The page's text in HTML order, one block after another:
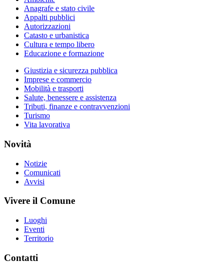
Anagrafe e stato civile
Appalti pubblici
Autorizzazioni
Catasto e urbanistica
Cultura e tempo libero
Educazione e formazione
Giustizia e sicurezza pubblica
Imprese e commercio
Mobilità e trasporti
Salute, benessere e assistenza
Tributi, finanze e contravvenzioni
Turismo
Vita lavorativa
Novità
Notizie
Comunicati
Avvisi
Vivere il Comune
Luoghi
Eventi
Territorio
Contatti